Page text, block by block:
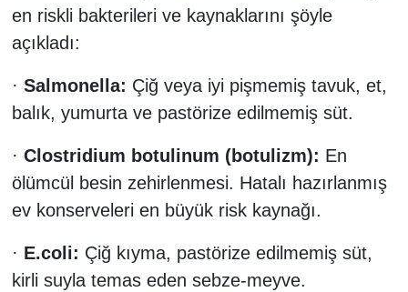
en riskli bakterileri ve kaynaklarını şöyle
açıkladı:
· Salmonella: Çiğ veya iyi pişmemiş tavuk, et,
balık, yumurta ve pastörize edilmemiş süt.
· Clostridium botulinum (botulizm): En
ölümcül besin zehirlenmesi. Hatalı hazırlanmış
ev konserveleri en büyük risk kaynağı.
· E.coli: Çiğ kıyma, pastörize edilmemiş süt,
kirli suyla temas eden sebze-meyve.